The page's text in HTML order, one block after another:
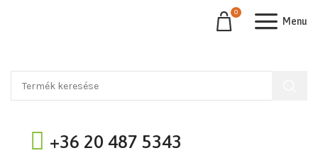
0
Menu
+36 20 487 5343